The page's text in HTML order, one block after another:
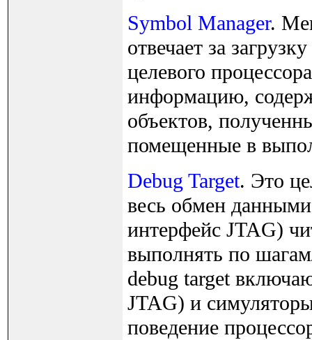
Symbol Manager.
отвечает за
целевого
информацию,
объектов,
помещенные в
Debug Target. Это
весь обмен
интерфейс JTAG)
выполнять по
debug target
JTAG) и
поведение